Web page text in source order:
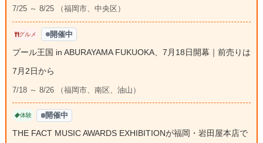
7/25 ～ 8/25 （福岡市、中央区）
グルメ 開催中
プール王国 in ABURAYAMA FUKUOKA、7月18日開幕｜前売りは
7月2日から
7/18 ～ 8/26 （福岡市、南区、油山）
体験 開催中
THE FACT MUSIC AWARDS EXHIBITIONが福岡・岩田屋本店で